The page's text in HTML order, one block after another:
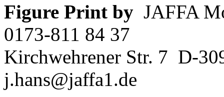
Figure Print by JAFFA
0173-811 84 37
Kirchwehrener Str. 7 D-
j.hans@jaffa1.de